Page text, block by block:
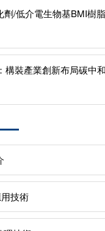
劑/低介電生物基BMI樹脂
構裝產業創新布局碳中和
技術